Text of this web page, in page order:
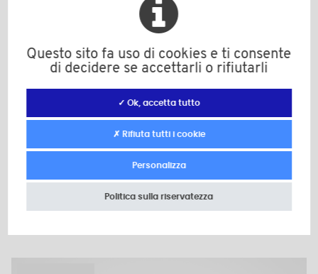
Materiale: Poliammide (PA)
Materiale secondario: Ottone
d: M6
D: 55,0
d1: 16,0
h: 10,0
Quantità minima di vendita : 100
Questo sito fa uso di cookies e ti consente
di decidere se accettarli o rifiutarli
✓ Ok, accetta tutto
✗ Rifiuta tutti i cookie
Personalizza
Politica sulla riservatezza